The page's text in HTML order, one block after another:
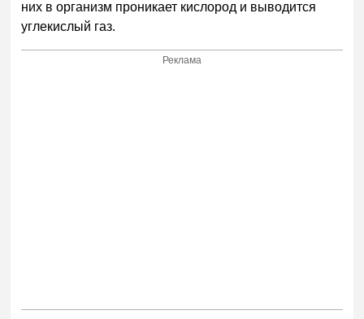
них в организм проникает кислород и выводится
углекислый газ.
Реклама